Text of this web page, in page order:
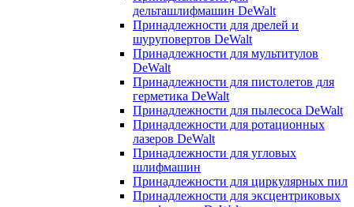
дельташлифмашин DeWalt
Принадлежности для дрелей и
шуруповертов DeWalt
Принадлежности для мультитулов
DeWalt
Принадлежности для пистолетов для
герметика DeWalt
Принадлежности для пылесоса DeWalt
Принадлежности для ротационных
лазеров DeWalt
Принадлежности для угловых
шлифмашин
Принадлежности для циркулярных пил
Принадлежности для эксцентриковых